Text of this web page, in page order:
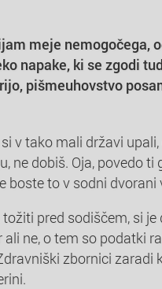
meje nemogočega,
napake, ki se zgodi
pišmeuhovstvo
si v tako mali državi
ne dobiš. Oja, povedo ti
boste to v sodni
pred sodiščem, si
ne, o tem so podatki
zbornici zaradi